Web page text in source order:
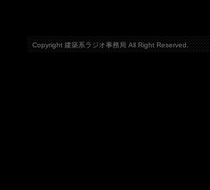
Copyright 建築系ラジオ事務局 All Right Reserved.